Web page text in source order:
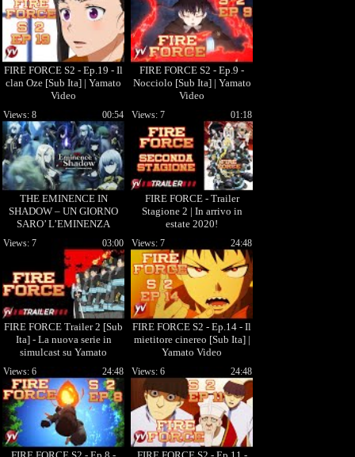
FIRE FORCE S2 - Ep.19 - Il
clan Oze [Sub Ita] | Yamato
Video
FIRE FORCE S2 - Ep.9 -
Nocciolo [Sub Ita] | Yamato
Video
THE EMINENCE IN
SHADOW – UN GIORNO
SARO’ L’EMINENZA
GRIGIA - In streaming su
ANiME GENERATION
00:54
Views: 8
FIRE FORCE - Trailer
Stagione 2 | In arrivo in
estate 2020!
01:18
Views: 7
FIRE FORCE Trailer 2 [Sub
Ita] - La nuova serie in
simulcast su Yamato
03:00
Views: 7
FIRE FORCE S2 - Ep.14 - Il
mietitore cinereo [Sub Ita] |
Yamato Video
24:48
Views: 7
24:48
Views: 6 24:48
Views: 6